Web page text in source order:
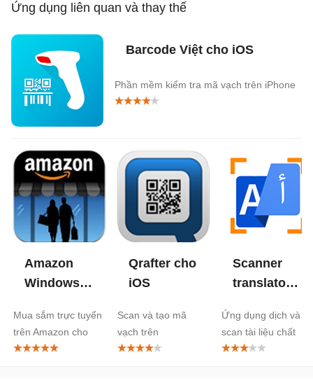
Ứng dụng liên quan và thay thế
Barcode Việt cho iOS
Phần mềm kiểm tra mã vạch trên iPhone
Amazon
Windowshop
Mua sắm trực tuyến
trên Amazon cho
iPad
Qrafter cho
iOS
Scan và tạo mã
vạch trên
iPhone/iPad
Scanner
translator
Ứng dụng dịch và
scan tài liệu chất
lượng